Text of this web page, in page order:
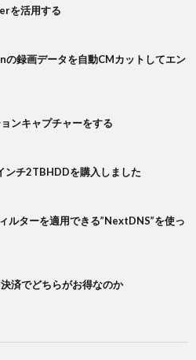
を活用する
録画データを自動CMカットしてエン
ンキャプチャーをする
チ2TBHDDを購入しました
ルターを適用できる”NextDNS”を使っ
済でどちらがお得なのか